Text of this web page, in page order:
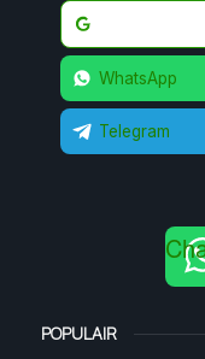
WhatsApp
Telegram
POPULAIR